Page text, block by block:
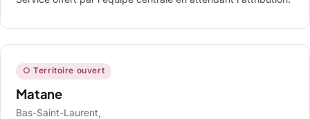
○ Territoire ouvert
Matane
Bas-Saint-Laurent,